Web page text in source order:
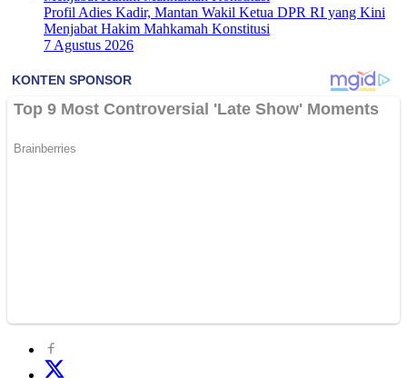
Profil Adies Kadir, Mantan Wakil Ketua DPR RI yang Kini
Menjabat Hakim Mahkamah Konstitusi
7 Agustus 2026